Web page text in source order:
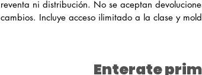
reventa ni distribución. No se aceptan
cambios. Incluye acceso ilimitado a la clase y
Enterate